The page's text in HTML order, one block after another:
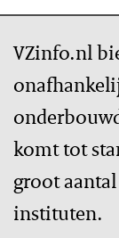
VZinfo.nl
komt tot
groot
instituten.